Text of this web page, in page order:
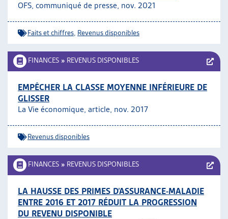
OFS, communiqué de presse, nov. 2021
Faits et chiffres Revenus disponibles
FINANCES » REVENUS DISPONIBLES
EMPÊCHER LA CLASSE MOYENNE INFÉRIEURE DE
GLISSER
La Vie économique, article, nov. 2017
Revenus disponibles
FINANCES » REVENUS DISPONIBLES
LA HAUSSE DES PRIMES D’ASSURANCE-MALADIE
ENTRE 2016 ET 2017 RÉDUIT LA PROGRESSION
DU REVENU DISPONIBLE